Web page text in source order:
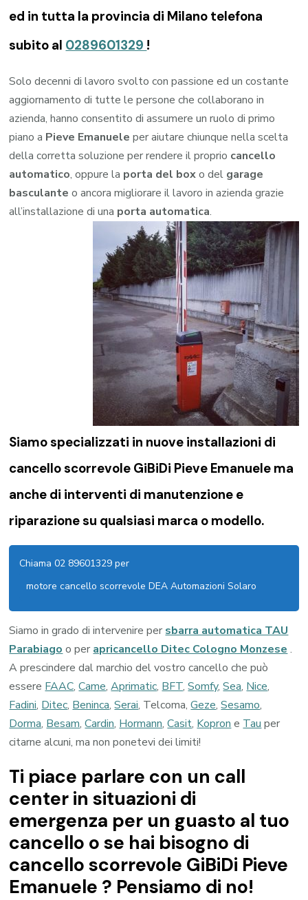
ed in tutta la provincia di Milano telefona
subito al 0289601329 !
Solo decenni di lavoro svolto con passione ed un costante
aggiornamento di tutte le persone che collaborano in
azienda, hanno consentito di assumere un ruolo di primo
piano a Pieve Emanuele per aiutare chiunque nella scelta
della corretta soluzione per rendere il proprio cancello
automatico, oppure la porta del boxo del garage
basculante o ancora migliorare il lavoro in azienda grazie
all’installazione di una porta automatica.
Siamo specializzati in nuove installazioni di
cancello scorrevole GiBiDi Pieve Emanuele ma
anche di interventi di manutenzione e
riparazione su qualsiasi marca o modello.
Chiama 02 89601329 per
motore cancello scorrevole DEA Automazioni Solaro
Siamo in grado di intervenire persbarra automatica TAU
Parabiagoo perapricancello Ditec Cologno Monzese.
A prescindere dal marchio del vostro cancello che può
essereFAAC,Came,Aprimatic,BFT,Somfy,Sea,Nice,
Fadini,Ditec,Beninca,Serai, Telcoma,Geze,Sesamo,
Dorma,Besam,Cardin,Hormann,Casit,KoproneTauper
citarne alcuni, ma non ponetevi dei limiti!
Ti piace parlare con un call
center in situazioni di
emergenza per un guasto al tuo
cancello o se hai bisogno di
cancello scorrevole GiBiDi Pieve
Emanuele ? Pensiamo di no!